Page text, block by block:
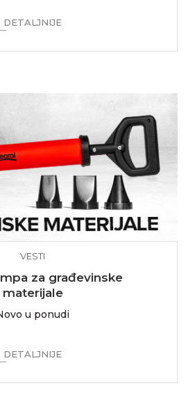
DETALJNIJE
VESTI
za građevinske
materijale
u ponudi
DETALJNIJE